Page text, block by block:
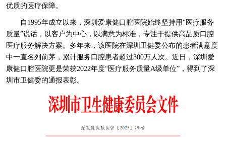
优质的医疗保障。
自1995年成立以来，深圳爱康健口腔医院始终坚持用“医疗服务
质量”说话，以客户为中心，以满意为标准，专注于提供高品质口腔
医疗服务解决方案。多年来，该医院在深圳卫健委公布的患者满意度
中一直名列前茅，累计服务口腔患者超过300万人次。近日，深圳爱
康健口腔医院更是荣获2022年度“医疗服务质量A级单位”，得到了深
圳市卫健委的通报表彰。